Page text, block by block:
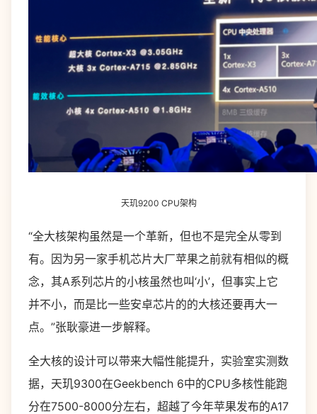
天玑9200 CPU架构
“全大核架构虽然是一个革新，但也不是完全从零到
有。因为另一家手机芯片大厂苹果之前就有相似的概
念，其A系列芯片的小核虽然也叫‘小’，但事实上它
并不小，而是比一些安卓芯片的的大核还要再大一
点。”张耿豪进一步解释。
全大核的设计可以带来大幅性能提升，实验室实测数
据，天玑9300在Geekbench 6中的CPU多核性能跑
分在7500-8000分左右，超越了今年苹果发布的A17